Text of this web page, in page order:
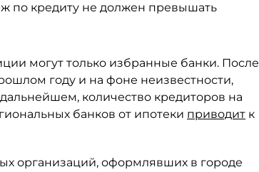
по кредиту не должен превышать
могут только избранные банки. После
году и на фоне неизвестности,
количество кредиторов на
банков от ипотеки приводит к
организаций, оформлявших в городе